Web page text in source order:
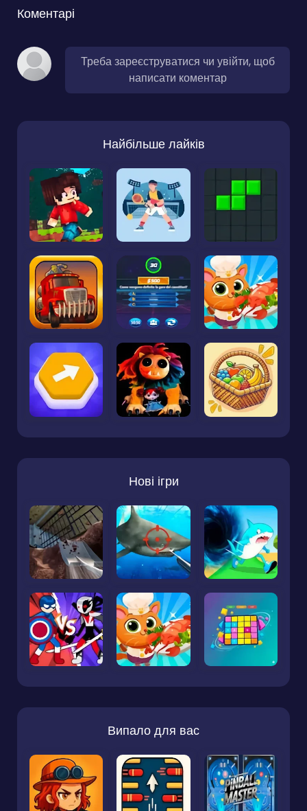
Коментарі
Треба зареєструватися чи увійти, щоб
написати коментар
Найбільше лайків
Нові ігри
Випало для вас